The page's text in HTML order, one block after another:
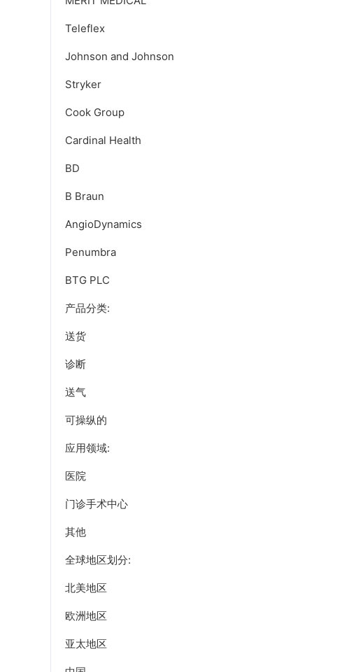
Teleflex
Johnson and Johnson
Stryker
Cook Group
Cardinal Health
BD
B Braun
AngioDynamics
Penumbra
BTG PLC
产品分类:
送货
诊断
送气
可操纵的
应用领域:
医院
门诊手术中心
其他
全球地区划分:
北美地区
欧洲地区
亚太地区